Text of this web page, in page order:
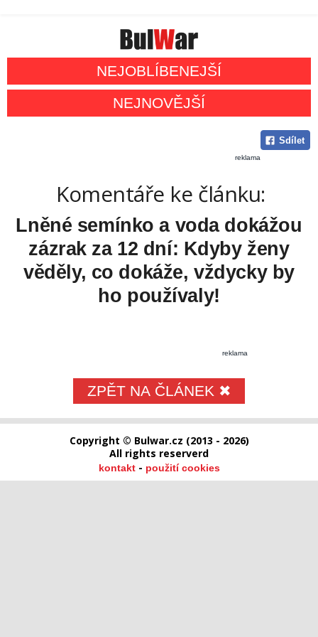
NEJOBLÍBENEJŠÍ
NEJNOVĚJŠÍ
Sdílet
reklama
Komentáře ke článku:
Lněné semínko a voda dokážou
zázrak za 12 dní: Kdyby ženy
věděly, co dokáže, vždycky by
ho používaly!
reklama
ZPĚT NA ČLÁNEK ✖
Copyright © Bulwar.cz (2013 - 2026)
All rights reserverd
kontakt- použití cookies